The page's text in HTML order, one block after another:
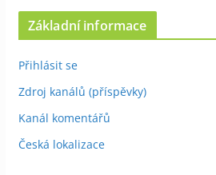
Základní informace
Přihlásit se
Zdroj kanálů (příspěvky)
Kanál komentářů
Česká lokalizace